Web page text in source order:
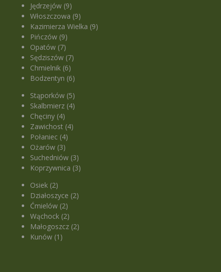
Jędrzejów (9)
Włoszczowa (9)
Kazimierza Wielka (9)
Pińczów (9)
Opatów (7)
Sędziszów (7)
Chmielnik (6)
Bodzentyn (6)
Stąporków (5)
Skalbmierz (4)
Chęciny (4)
Zawichost (4)
Połaniec (4)
Ożarów (3)
Suchedniów (3)
Koprzywnica (3)
Osiek (2)
Działoszyce (2)
Ćmielów (2)
Wąchock (2)
Małogoszcz (2)
Kunów (1)